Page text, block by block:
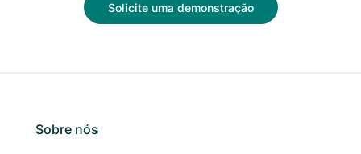
Solicite uma demonstração
Sobre nós